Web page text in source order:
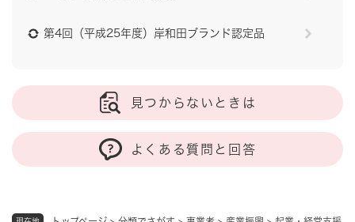
第4回（平成25年度）岸和田ブランド認定品
見つからないときは
よくある質問と回答